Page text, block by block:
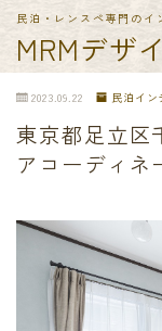
MRMデザ
民泊・レンスペ専門のイ
MENU
TOP
民泊備品一覧
2023.09.22 民泊イ
東京都足立区
アコーディネ